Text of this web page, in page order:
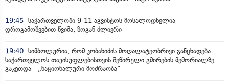
19:45 საქართველოში 9-11 აგვისტოს მოსალოდნელია
დროგამოშვებით წვიმა, ზოგან ძლიერი
19:40 სიმბოლურია, რომ კობახიძის მოღალატეობრივი განცხადება
საქართველოს თავისუფლებისთვის შეწირული გმირების მემორიალზე
გაკეთდა - „ნაციონალური მოძრაობა“